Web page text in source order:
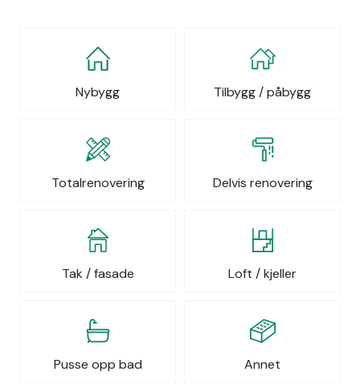
Nybygg Tilbygg / påbygg
Totalrenovering Delvis renovering
Tak / fasade Loft / kjeller
Pusse opp bad Annet